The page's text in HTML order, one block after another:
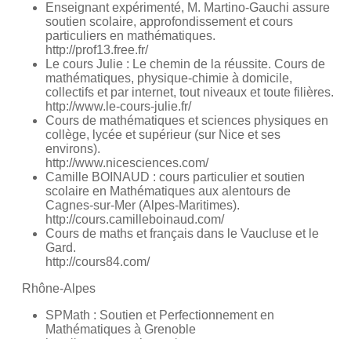
Enseignant expérimenté, M. Martino-Gauchi assure
soutien scolaire, approfondissement et cours
particuliers en mathématiques.
http://prof13.free.fr/
Le cours Julie : Le chemin de la réussite. Cours de
mathématiques, physique-chimie à domicile,
collectifs et par internet, tout niveaux et toute filières.
http://www.le-cours-julie.fr/
Cours de mathématiques et sciences physiques en
collège, lycée et supérieur (sur Nice et ses
environs).
http://www.nicesciences.com/
Camille BOINAUD : cours particulier et soutien
scolaire en Mathématiques aux alentours de
Cagnes-sur-Mer (Alpes-Maritimes).
http://cours.camilleboinaud.com/
Cours de maths et français dans le Vaucluse et le
Gard.
http://cours84.com/
Rhône-Alpes
SPMath : Soutien et Perfectionnement en
Mathématiques à Grenoble